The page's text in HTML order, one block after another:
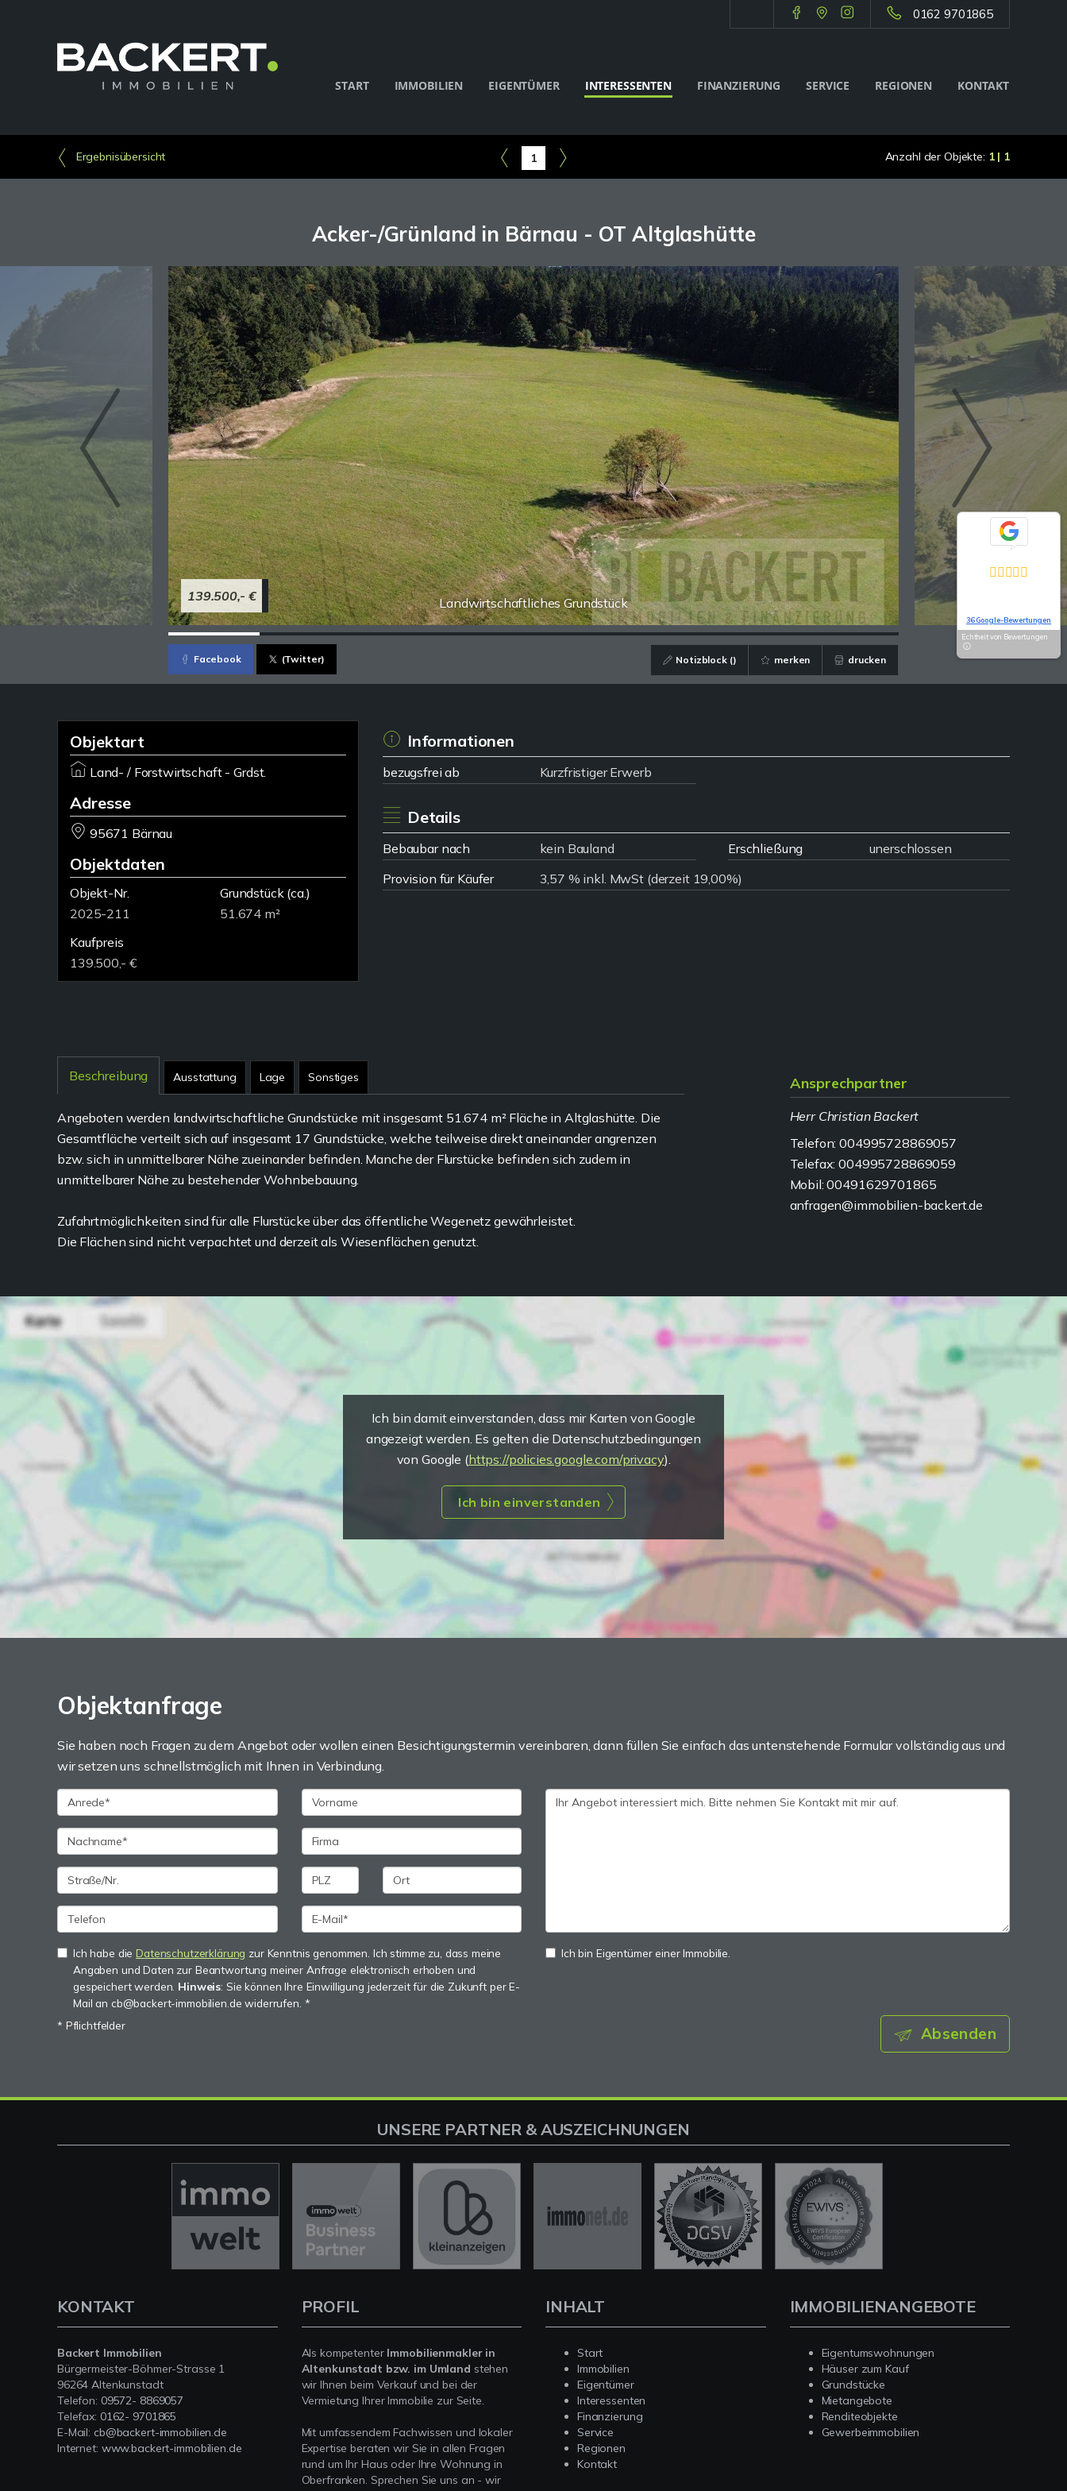
0162 9701865
START IMMOBILIEN EIGENTÜMER INTERESSENTEN FINANZIERUNG SERVICE REGIONEN KONTAKT
Ergebnisübersicht 1 Anzahl der Objekte: 1 | 1
Acker-/Grünland in Bärnau - OT Altglashütte
Landwirtschaftliches Grundstück
139.500,- €
Facebook (Twitter) Notizblock () merken drucken
Objektart
Land- / Forstwirtschaft - Grdst.
Adresse
95671 Bärnau
Objektdaten
Objekt-Nr.
2025-211
Grundstück(ca.)
51.674 m²
Kaufpreis
139.500,- €
Informationen
bezugsfrei ab Kurzfristiger Erwerb
Details
Bebaubar nach kein Bauland Erschließung
unerschlossen
Provision für Käufer
3,57 % inkl. MwSt (derzeit 19,00%)
Beschreibung Ausstattung Lage Sonstiges
Angeboten werden landwirtschaftliche Grundstücke mit insgesamt 51.674 m² Fläche in Altglashütte. Die
Gesamtfläche verteilt sich auf insgesamt 17 Grundstücke, welche teilweise direkt aneinander angrenzen
bzw. sich in unmittelbarer Nähe zueinander befinden. Manche der Flurstücke befinden sich zudem in
unmittelbarer Nähe zu bestehender Wohnbebauung.
Zufahrtmöglichkeiten sind für alle Flurstücke über das öffentliche Wegenetz gewährleistet.
Die Flächen sind nicht verpachtet und derzeit als Wiesenflächen genutzt.
Ansprechpartner
Herr Christian Backert
Telefon: 004995728869057
Telefax: 004995728869059
Mobil: 00491629701865
anfragen@immobilien-backert.de
Ich bin damit einverstanden, dass mir Karten von Google
angezeigt werden. Es gelten die Datenschutzbedingungen
von Google (https://policies.google.com/privacy).
Ich bin einverstanden
Objektanfrage
Sie haben noch Fragen zu dem Angebot oder wollen einen Besichtigungstermin vereinbaren, dann füllen Sie einfach das untenstehende Formular vollständig aus und
wir setzen uns schnellstmöglich mit Ihnen in Verbindung.
Ich habe die Datenschutzerklärung zur Kenntnis genommen. Ich stimme zu, dass meine
Angaben und Daten zur Beantwortung meiner Anfrage elektronisch erhoben und
gespeichert werden. Hinweis: Sie können Ihre Einwilligung jederzeit für die Zukunft per E-
Mail an cb@backert-immobilien.de widerrufen. *
Ich bin Eigentümer einer Immobilie.
* Pflichtfelder Absenden
36 Google-Bewertungen
Echtheit von Bewertungen
UNSERE PARTNER & AUSZEICHNUNGEN
KONTAKT
Backert Immobilien
Bürgermeister-Böhmer-Strasse 1
96264 Altenkunstadt
Telefon: 09572- 8869057
Telefax: 0162- 9701865
E-Mail: cb@backert-immobilien.de
Internet: www.backert-immobilien.de
PROFIL
Als kompetenter Immobilienmakler in
Altenkunstadt bzw. im Umland stehen
wir Ihnen beim Verkauf und bei der
Vermietung Ihrer Immobilie zur Seite.
Mit umfassendem Fachwissen und lokaler
Expertise beraten wir Sie in allen Fragen
rund um Ihr Haus oder Ihre Wohnung in
Oberfranken. Sprechen Sie uns an - wir
INHALT
Start
Immobilien
Eigentümer
Interessenten
Finanzierung
Service
Regionen
Kontakt
IMMOBILIENANGEBOTE
Eigentumswohnungen
Häuser zum Kauf
Grundstücke
Mietangebote
Renditeobjekte
Gewerbeimmobilien